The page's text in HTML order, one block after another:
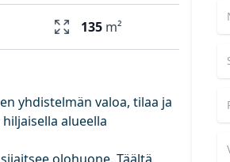
135 m²
yhdistelmän valoa, tilaa ja
alueella